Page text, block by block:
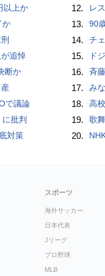
以上か
か
追悼
断か
で議論
批判
対策
12. レ
13. 90
14. チ
15. ド
16. 斉
17. み
18. 高
19. 歌
20.
スポーツ
海外サッカー
日本代表
Jリーグ
プロ野球
MLB